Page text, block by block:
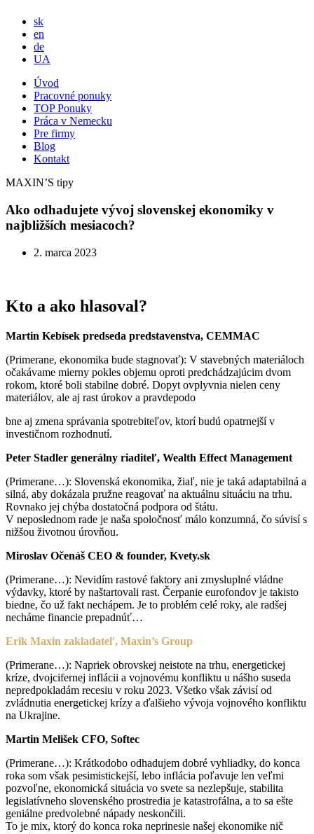
sk
en
de
UA
Úvod
Pracovné ponuky
TOP Ponuky
Práca v Nemecku
Pre firmy
Blog
Kontakt
MAXIN’S tipy
Ako odhadujete vývoj slovenskej ekonomiky v
najbližších mesiacoch?
2. marca 2023
Kto a ako hlasoval?
Martin Kebísek predseda predstavenstva, CEMMAC
(Primerane, ekonomika bude stagnovať): V stavebných materiáloch
očakávame mierny pokles objemu oproti predchádzajúcim dvom
rokom, ktoré boli stabilne dobré. Dopyt ovplyvnia nielen ceny
materiálov, ale aj rast úrokov a pravdepodo
bne aj zmena správania spotrebiteľov, ktorí budú opatrnejší v
investičnom rozhodnutí.
Peter Stadler generálny riaditeľ, Wealth Effect Management
(Primerane…): Slovenská ekonomika, žiaľ, nie je taká adaptabilná a
silná, aby dokázala pružne reagovať na aktuálnu situáciu na trhu.
Rovnako jej chýba dostatočná podpora od štátu.
V neposlednom rade je naša spoločnosť málo konzumná, čo súvisí s
nižšou životnou úrovňou.
Miroslav Očenáš CEO & founder, Kvety.sk
(Primerane…): Nevidím rastové faktory ani zmysluplné vládne
výdavky, ktoré by naštartovali rast. Čerpanie eurofondov je takisto
biedne, čo už fakt nechápem. Je to problém celé roky, ale radšej
necháme financie prepadnúť…
Erik Maxin zakladateľ, Maxin’s Group
(Primerane…): Napriek obrovskej neistote na trhu, energetickej
kríze, dvojcifernej inflácii a vojnovému konfliktu u nášho suseda
nepredpokladám recesiu v roku 2023. Všetko však závisí od
zvládnutia energetickej krízy a ďalšieho vývoja vojnového konfliktu
na Ukrajine.
Martin Melišek CFO, Softec
(Primerane…): Krátkodobo odhadujem dobré vyhliadky, do konca
roka som však pesimistickejší, lebo inflácia poľavuje len veľmi
pozvoľne, ekonomická situácia vo svete sa nezlepšuje, stabilita
legislatívneho slovenského prostredia je katastrofálna, a to sa ešte
geniálne predvolebné nápady neskončili.
To je mix, ktorý do konca roka neprinesie našej ekonomike nič